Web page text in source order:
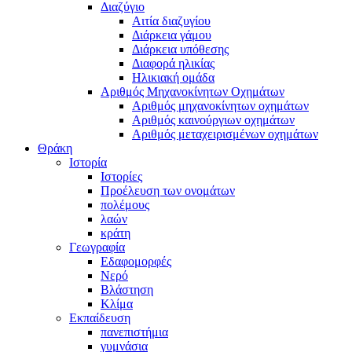
Διαζύγιο
Αιτία διαζυγίου
Διάρκεια γάμου
Διάρκεια υπόθεσης
Διαφορά ηλικίας
Ηλικιακή ομάδα
Αριθμός Μηχανοκίνητων Οχημάτων
Αριθμός μηχανοκίνητων οχημάτων
Αριθμός καινούργιων οχημάτων
Αριθμός μεταχειρισμένων οχημάτων
Θράκη
Ιστορία
Ιστορίες
Προέλευση των ονομάτων
πολέμους
λαών
κράτη
Γεωγραφία
Εδαφομορφές
Νερό
Βλάστηση
Κλίμα
Εκπαίδευση
πανεπιστήμια
γυμνάσια